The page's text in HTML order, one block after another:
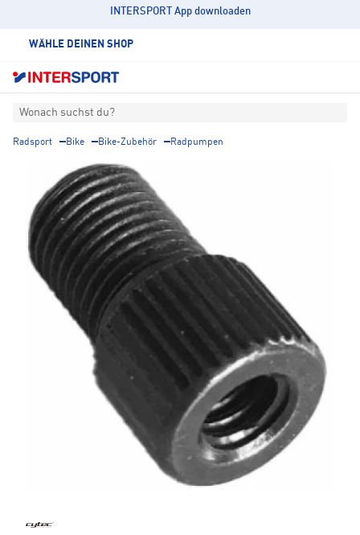
INTERSPORT App downloaden
WÄHLE DEINEN SHOP
Wonach suchst du?
Radsport Bike Bike-Zubehör Radpumpen